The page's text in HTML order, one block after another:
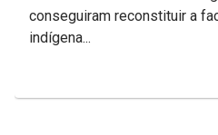
conseguiram reconstituir a
indígena...